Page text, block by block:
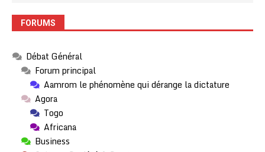
FORUMS
Débat Général
Forum principal
Aamrom le phénomène qui dérange la dictature
Agora
Togo
Africana
Business